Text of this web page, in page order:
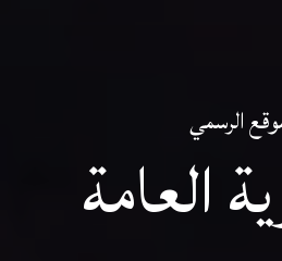
الرسمي
العامة